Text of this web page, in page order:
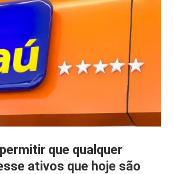
que qualquer
ativos que hoje são